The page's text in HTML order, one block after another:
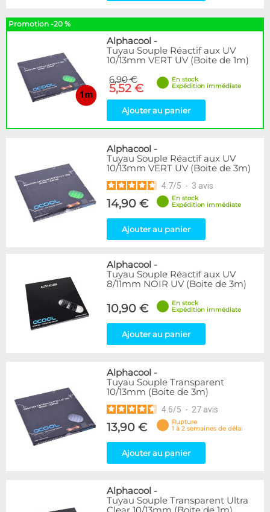
Promotion -20 %
Alphacool -
Tuyau Souple Réactif aux UV
10/13mm VERT UV (Boite de 1m)
6,90 €
5,52 €
En stock
Expédition immédiate
Ajouter au panier
Alphacool -
Tuyau Souple Réactif aux UV
10/13mm VERT UV (Boite de 3m)
4.7/5 - 3 avis
14,90 €
En stock
Expédition immédiate
Ajouter au panier
Alphacool -
Tuyau Souple Réactif aux UV
8/11mm NOIR UV (Boite de 3m)
10,90 €
En stock
Expédition immédiate
Ajouter au panier
Alphacool -
Tuyau Souple Transparent
10/13mm (Boite de 3m)
4.6/5 - 27 avis
13,90 €
Rupture
1 à 2 semaines de délai
Ajouter au panier
Alphacool -
Tuyau Souple Transparent Ultra